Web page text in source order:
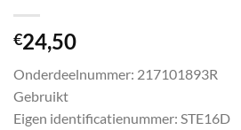
€24,50
Onderdeelnummer: 217101893R
Gebruikt
Eigen identificatienummer: STE16D